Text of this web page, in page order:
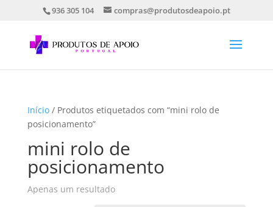
936 305 104 compras@produtosdeapoio.pt
Início/ Produtos etiquetados com “mini rolo de
posicionamento”
mini rolo de
posicionamento
Apenas um resultado